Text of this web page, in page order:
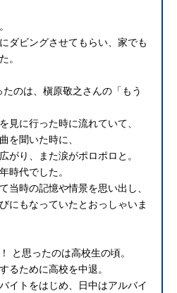
ダビングさせてもらい、家でも
。
のは、槇原敬之さんの「もう
見に行った時に流れていて、
を聞いた時に、
がり、また涙がポロポロと。
時代でした。
当時の記憶や情景を思い出し、
にもなっていたとおっしゃいま
と思ったのは高校生の頃。
るために高校を中退。
イトをはじめ、日中はアルバイ